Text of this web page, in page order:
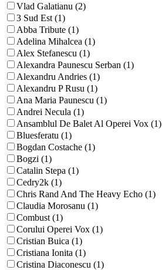
Vlad Galatianu (2)
3 Sud Est (1)
Abba Tribute (1)
Adelina Mihalcea (1)
Alex Stefanescu (1)
Alexandra Paunescu Serban (1)
Alexandru Andries (1)
Alexandru P Rusu (1)
Ana Maria Paunescu (1)
Andrei Necula (1)
Ansamblul De Balet Al Operei Vox (1)
Bluesferatu (1)
Bogdan Costache (1)
Bogzi (1)
Catalin Stepa (1)
Cedry2k (1)
Chris Rand And The Heavy Echo (1)
Claudia Morosanu (1)
Combust (1)
Corului Operei Vox (1)
Cristian Buica (1)
Cristiana Ionita (1)
Cristina Diaconescu (1)